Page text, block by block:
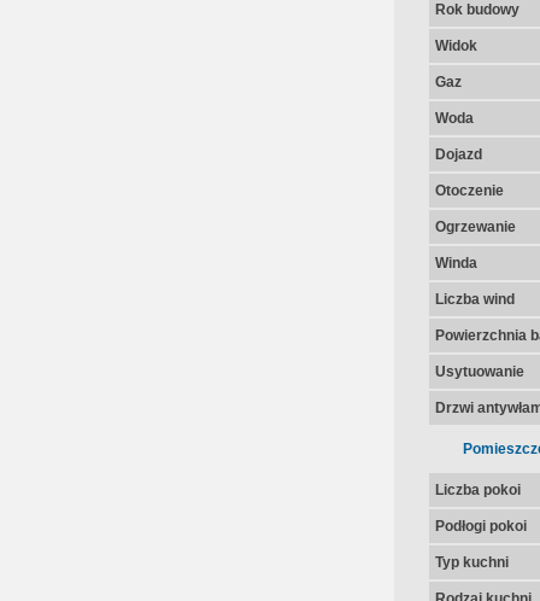
Rok budowy
Widok
Gaz
Woda
Dojazd
Otoczenie
Ogrzewanie
Winda
Liczba wind
Powierzchnia
Usytuowanie
Drzwi
Liczba pokoi
Podłogi pokoi
Typ kuchni